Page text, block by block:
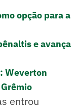
opção para a
e avança
Weverton
entrou